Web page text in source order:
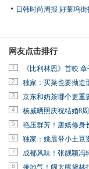
日韩时尚周报 好莱坞街
网友点击排行
1 《比利林恩》首映
2 独家：买菜也要拗造
3 京东和奶茶哪个更重
4 杨威晒照庆祝结婚8
5 艳压群芳！唐嫣修身
6 独家：姚晨带小土豆
7 成都风味！张靓颖冯
8 接地气！阔太熊黛林